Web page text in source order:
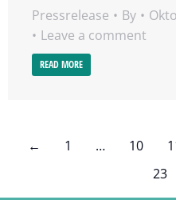
Pressrelease By
Leave a comment
READ MORE
← 1 … 10
23